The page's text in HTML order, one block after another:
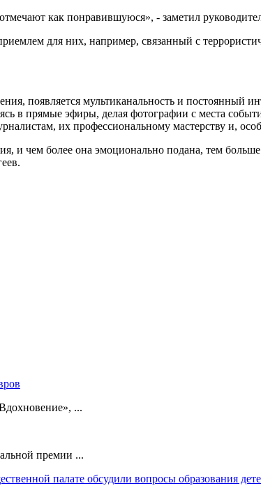
как понравившуюся», - заметил
для них, например, связанный с
появляется мультиканальность и постоянный
в прямые эфиры, делая фотографии с места
их профессиональному мастерству и,
и чем более она эмоционально подана, тем
...
премии ...
палате обсудили вопросы образования